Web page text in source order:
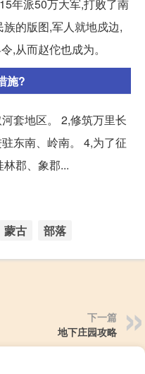
年派50万大军,打败了南
的版图,军人就地戍边,
,从而赵佗也成为。
施?
套地区。 2,修筑万里长
东南、岭南。 4,为了征
郡、象郡...
蒙古 部落
下一篇
地下庄园攻略